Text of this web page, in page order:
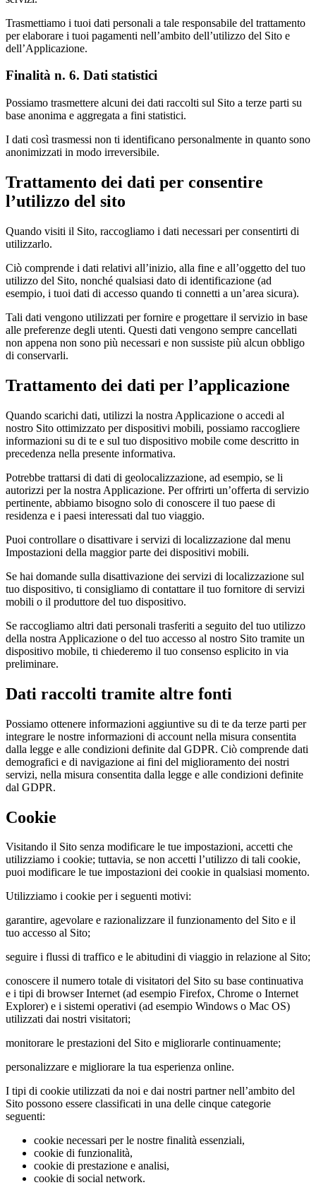
Trasmettiamo i tuoi dati personali a tale responsabile del trattamento
per elaborare i tuoi pagamenti nell’ambito dell’utilizzo del Sito e
dell’Applicazione.
Finalità n. 6. Dati statistici
Possiamo trasmettere alcuni dei dati raccolti sul Sito a terze parti su
base anonima e aggregata a fini statistici.
I dati così trasmessi non ti identificano personalmente in quanto sono
anonimizzati in modo irreversibile.
Trattamento dei dati per consentire
l’utilizzo del sito
Quando visiti il Sito, raccogliamo i dati necessari per consentirti di
utilizzarlo.
Ciò comprende i dati relativi all’inizio, alla fine e all’oggetto del tuo
utilizzo del Sito, nonché qualsiasi dato di identificazione (ad
esempio, i tuoi dati di accesso quando ti connetti a un’area sicura).
Tali dati vengono utilizzati per fornire e progettare il servizio in base
alle preferenze degli utenti. Questi dati vengono sempre cancellati
non appena non sono più necessari e non sussiste più alcun obbligo
di conservarli.
Trattamento dei dati per l’applicazione
Quando scarichi dati, utilizzi la nostra Applicazione o accedi al
nostro Sito ottimizzato per dispositivi mobili, possiamo raccogliere
informazioni su di te e sul tuo dispositivo mobile come descritto in
precedenza nella presente informativa.
Potrebbe trattarsi di dati di geolocalizzazione, ad esempio, se li
autorizzi per la nostra Applicazione. Per offrirti un’offerta di servizio
pertinente, abbiamo bisogno solo di conoscere il tuo paese di
residenza e i paesi interessati dal tuo viaggio.
Puoi controllare o disattivare i servizi di localizzazione dal menu
Impostazioni della maggior parte dei dispositivi mobili.
Se hai domande sulla disattivazione dei servizi di localizzazione sul
tuo dispositivo, ti consigliamo di contattare il tuo fornitore di servizi
mobili o il produttore del tuo dispositivo.
Se raccogliamo altri dati personali trasferiti a seguito del tuo utilizzo
della nostra Applicazione o del tuo accesso al nostro Sito tramite un
dispositivo mobile, ti chiederemo il tuo consenso esplicito in via
preliminare.
Dati raccolti tramite altre fonti
Possiamo ottenere informazioni aggiuntive su di te da terze parti per
integrare le nostre informazioni di account nella misura consentita
dalla legge e alle condizioni definite dal GDPR. Ciò comprende dati
demografici e di navigazione ai fini del miglioramento dei nostri
servizi, nella misura consentita dalla legge e alle condizioni definite
dal GDPR.
Cookie
Visitando il Sito senza modificare le tue impostazioni, accetti che
utilizziamo i cookie; tuttavia, se non accetti l’utilizzo di tali cookie,
puoi modificare le tue impostazioni dei cookie in qualsiasi momento.
Utilizziamo i cookie per i seguenti motivi:
garantire, agevolare e razionalizzare il funzionamento del Sito e il
tuo accesso al Sito;
seguire i flussi di traffico e le abitudini di viaggio in relazione al Sito;
conoscere il numero totale di visitatori del Sito su base continuativa
e i tipi di browser Internet (ad esempio Firefox, Chrome o Internet
Explorer) e i sistemi operativi (ad esempio Windows o Mac OS)
utilizzati dai nostri visitatori;
monitorare le prestazioni del Sito e migliorarle continuamente;
personalizzare e migliorare la tua esperienza online.
I tipi di cookie utilizzati da noi e dai nostri partner nell’ambito del
Sito possono essere classificati in una delle cinque categorie
seguenti:
cookie necessari per le nostre finalità essenziali,
cookie di funzionalità,
cookie di prestazione e analisi,
cookie di social network.